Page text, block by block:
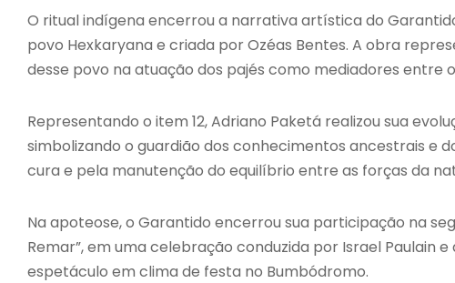
O ritual indígena encerrou a narrativa artística do
povo Hexkaryana e criada por Ozéas Bentes. A obra
desse povo na atuação dos pajés como mediadores entre
Representando o item 12, Adriano Paketá realizou sua
simbolizando o guardião dos conhecimentos ancestrais e
cura e pela manutenção do equilíbrio entre as forças da
Na apoteose, o Garantido encerrou sua participação na
Remar”, em uma celebração conduzida por Israel Paulain
espetáculo em clima de festa no Bumbódromo.